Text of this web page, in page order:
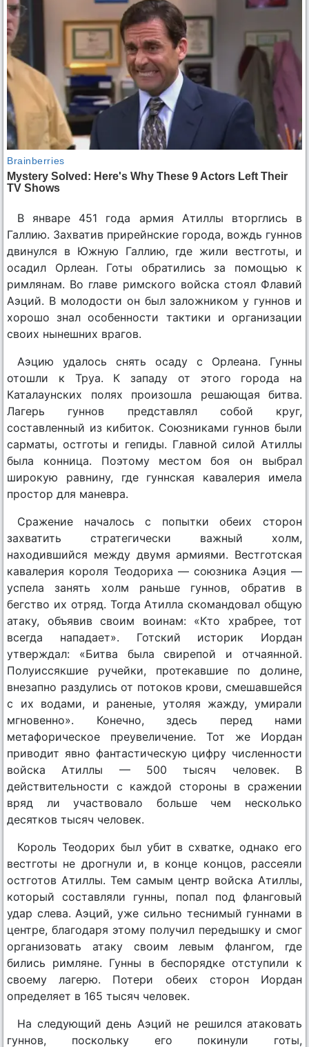
В январе 451 года армия Атиллы вторглись в
Галлию. Захватив прирейнские города, вождь гуннов
двинулся в Южную Галлию, где жили вестготы, и
осадил Орлеан. Готы обратились за помощью к
римлянам. Во главе римского войска стоял Флавий
Аэций. В молодости он был заложником у гуннов и
хорошо знал особенности тактики и организации
своих нынешних врагов.
Аэцию удалось снять осаду с Орлеана. Гунны
отошли к Труа. К западу от этого города на
Каталаунских полях произошла решающая битва.
Лагерь гуннов представлял собой круг,
составленный из кибиток. Союзниками гуннов были
сарматы, остготы и гепиды. Главной силой Атиллы
была конница. Поэтому местом боя он выбрал
широкую равнину, где гуннская кавалерия имела
простор для маневра.
Сражение началось с попытки обеих сторон
захватить стратегически важный холм,
находившийся между двумя армиями. Вестготская
кавалерия короля Теодориха — союзника Аэция —
успела занять холм раньше гуннов, обратив в
бегство их отряд. Тогда Атилла скомандовал общую
атаку, объявив своим воинам: «Кто храбрее, тот
всегда нападает». Готский историк Иордан
утверждал: «Битва была свирепой и отчаянной.
Полуиссякшие ручейки, протекавшие по долине,
внезапно раздулись от потоков крови, смешавшейся
с их водами, и раненые, утоляя жажду, умирали
мгновенно». Конечно, здесь перед нами
метафорическое преувеличение. Тот же Иордан
приводит явно фантастическую цифру численности
войска Атиллы — 500 тысяч человек. В
действительности с каждой стороны в сражении
вряд ли участвовало больше чем несколько
десятков тысяч человек.
Король Теодорих был убит в схватке, однако его
вестготы не дрогнули и, в конце концов, рассеяли
остготов Атиллы. Тем самым центр войска Атиллы,
который составляли гунны, попал под фланговый
удар слева. Аэций, уже сильно теснимый гуннами в
центре, благодаря этому получил передышку и смог
организовать атаку своим левым флангом, где
бились римляне. Гунны в беспорядке отступили к
своему лагерю. Потери обеих сторон Иордан
определяет в 165 тысяч человек.
На следующий день Аэций не решился атаковать
гуннов, поскольку его покинули готы,